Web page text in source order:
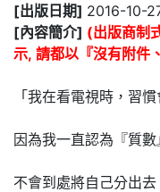
[出版日期] 2016-10-
[內容簡介] (出版商制
示, 請都以『沒有附件
「我在看電視時，習
因為我一直認為『質
不會到處將自己分出去